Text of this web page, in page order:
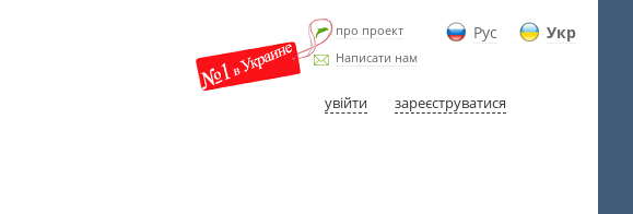
Рус Укр
про проект
Написати нам
увійти зареєструватися